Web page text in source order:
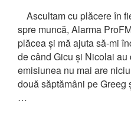
Ascultam cu plăcere în
spre muncă, Alarma
plăcea și mă ajuta să-mi
de când Gicu și Nicolai
emisiunea nu mai are
două săptămâni pe Greeg
…